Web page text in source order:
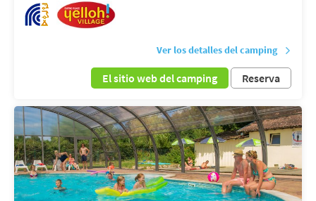
Ver los detalles del camping
El sitio web del camping Reserva